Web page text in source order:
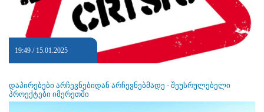
19:49 / 15.01.2025
დაპირებები არჩევნებიდან არჩევნებმადე - შეუსრულებელი
პროექტები იმერეთში